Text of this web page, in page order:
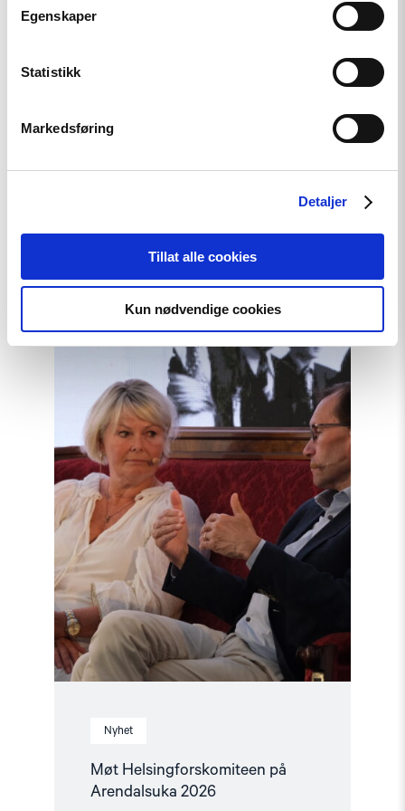
Egenskaper
Statistikk
Markedsføring
Detaljer
Tillat alle cookies
Kun nødvendige cookies
and well-considered debate on the many questions related
Nyhet
Møt Helsingforskomiteen på
Arendalsuka 2026
Read
article
"Møt
Helsingforskomiteen
på
Arendalsuka
2026"